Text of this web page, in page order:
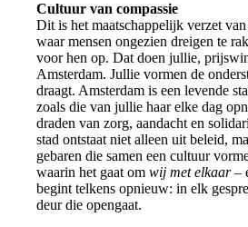
Cultuur van compassie
Dit is het maatschappelijk verzet
waar mensen ongezien dreigen te
voor hen op. Dat doen jullie,
Amsterdam. Jullie vormen de
draagt. Amsterdam is een levende
zoals die van jullie haar elke dag
draden van zorg, aandacht en
stad ontstaat niet alleen uit beleid,
gebaren die samen een cultuur
waarin het gaat omwij met elkaar–
begint telkens opnieuw: in elk
deur die opengaat.